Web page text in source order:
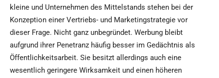
kleine und Unternehmen des Mittelstands stehen bei der
Konzeption einer Vertriebs- und Marketingstrategie vor
dieser Frage. Nicht ganz unbegründet. Werbung bleibt
aufgrund ihrer Penetranz häufig besser im Gedächtnis als
Öffentlichkeitsarbeit. Sie besitzt allerdings auch eine
wesentlich geringere Wirksamkeit und einen höheren